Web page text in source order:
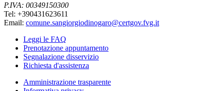
P.IVA: 00349150300
Tel: +390431623611
Email: comune.sangiorgiodinogaro@certgov.fvg.it
Leggi le FAQ
Prenotazione appuntamento
Segnalazione disservizio
Richiesta d'assistenza
Amministrazione trasparente